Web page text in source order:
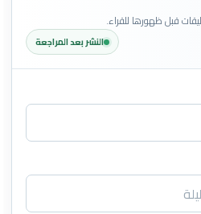
قبل ظهورها للقراء.
النشر بعد المراجعة